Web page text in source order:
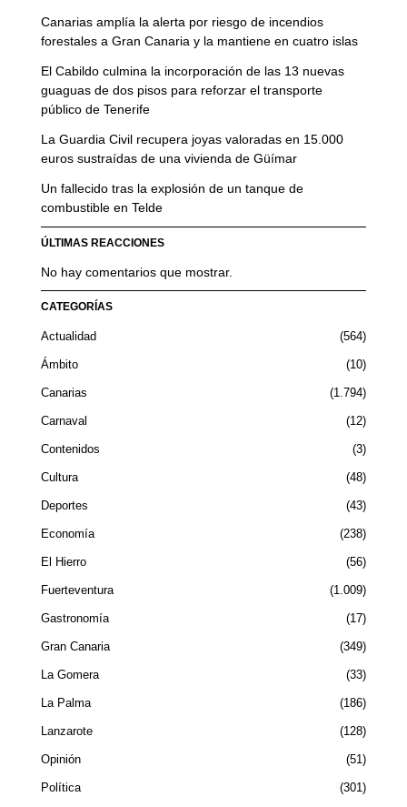
Canarias amplía la alerta por riesgo de incendios
forestales a Gran Canaria y la mantiene en cuatro islas
El Cabildo culmina la incorporación de las 13 nuevas
guaguas de dos pisos para reforzar el transporte
público de Tenerife
La Guardia Civil recupera joyas valoradas en 15.000
euros sustraídas de una vivienda de Güímar
Un fallecido tras la explosión de un tanque de
combustible en Telde
ÚLTIMAS REACCIONES
No hay comentarios que mostrar.
CATEGORÍAS
Actualidad 564
Ámbito 10
Canarias 1.794
Carnaval 12
Contenidos 3
Cultura 48
Deportes 43
Economía 238
El Hierro 56
Fuerteventura 1.009
Gastronomía 17
Gran Canaria 349
La Gomera 33
La Palma 186
Lanzarote 128
Opinión 51
Política 301